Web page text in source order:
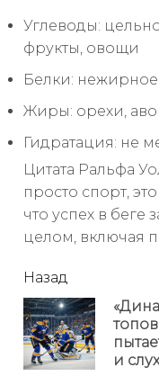
Углеводы:
фрукты, овощи
Белки:
Жиры: орехи,
Гидратация: не
Цитата Ральфа
просто спорт,
что успех в беге
целом, включая
читать
еще
Назад
и